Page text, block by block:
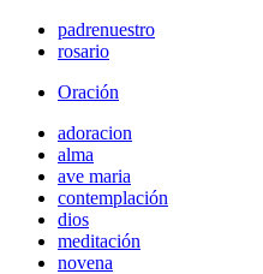
padrenuestro
rosario
Oración
adoracion
alma
ave maria
contemplación
dios
meditación
novena